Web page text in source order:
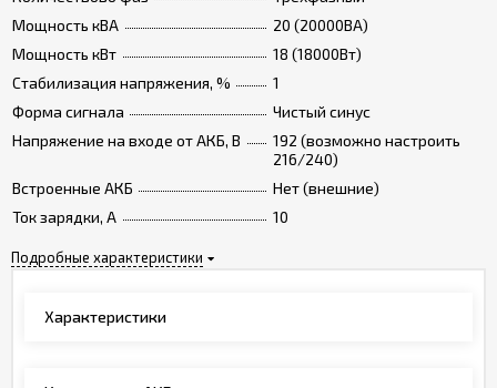
Мощность кВА
20 (20000ВА)
Мощность кВт
18 (18000Вт)
Стабилизация напряжения, %
1
Форма сигнала
Чистый синус
Напряжение на входе от АКБ, В
192 (возможно настроить
216/240)
Встроенные АКБ
Нет (внешние)
Ток зарядки, А
10
Подробные характеристики
Характеристики